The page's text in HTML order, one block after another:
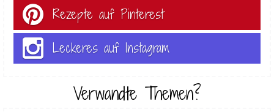
Rezepte auf Pinterest
Leckeres auf Instagram
Verwandte Themen?